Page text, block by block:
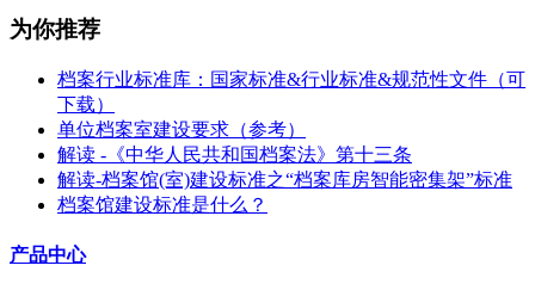
为你推荐
档案行业标准库：国家标准&行业标准&规范性文件（可
下载）
单位档案室建设要求（参考）
解读 -《中华人民共和国档案法》第十三条
解读-档案馆(室)建设标准之“档案库房智能密集架”标准
档案馆建设标准是什么？
产品中心